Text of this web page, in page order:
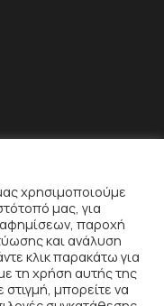
χρησιμοποιούμε
μας, για
παροχή
και ανάλυση
κλικ παρακάτω για
τη χρήση αυτής της
μπορείτε να